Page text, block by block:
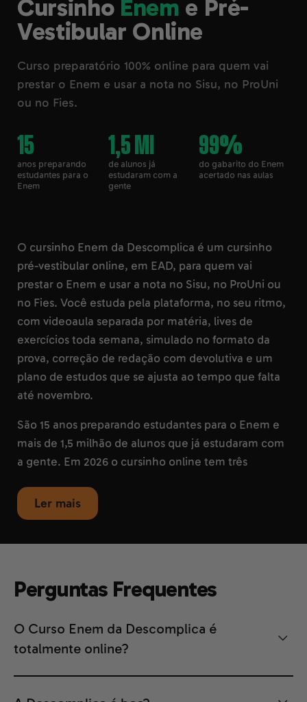
História Humanas
Atualidades Humanas
Literatura Linguagens
Linguagens
Espanhol Linguagens
Cursinho Enem e Pré-
Vestibular Online
Curso preparatório 100% online para quem vai
prestar o Enem e usar a nota no Sisu, no ProUni
ou no Fies.
15
anos preparando
estudantes para o
Enem
1,5 mi
de alunos já
estudaram com a
gente
99%
do gabarito do Enem
acertado nas aulas
O cursinho Enem da Descomplica é um cursinho
pré-vestibular online, em EAD, para quem vai
prestar o Enem e usar a nota no Sisu, no ProUni ou
no Fies. Você estuda pela plataforma, no seu ritmo,
com videoaula separada por matéria, lives de
exercícios toda semana, simulado no formato da
prova, correção de redação com devolutiva e um
plano de estudos que se ajusta ao tempo que falta
até novembro.
São 15 anos preparando estudantes para o Enem e
mais de 1,5 milhão de alunos que já estudaram com
a gente. Em 2026 o cursinho online tem três
quanto tempo falta para a sua prova.
vivo com quem é referência na própria matéria é o
de vídeo. Estes são os nomes que estão com você
toda semana, ao vivo, daqui até a prova:
Jana Rabelo, Redação e Português.Mais de 15
anos de cursinho e um método que já levou
Ler mais
Perguntas Frequentes
O Curso Enem da Descomplica é
totalmente online?